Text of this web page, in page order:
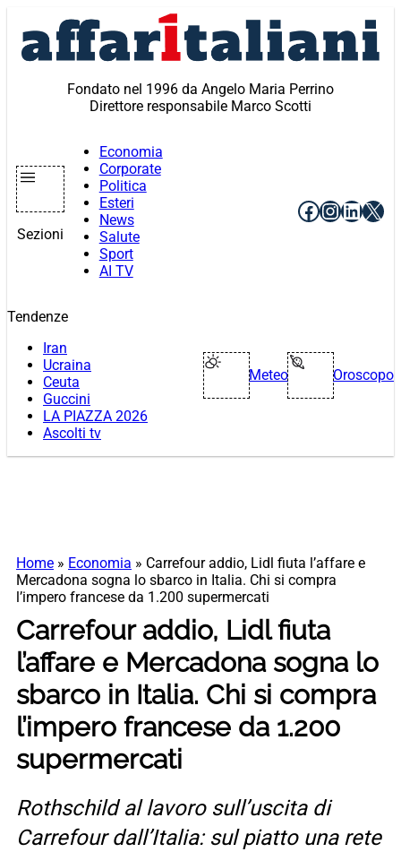
contenuto
Fondato nel 1996 da Angelo Maria Perrino
Direttore responsabile Marco Scotti
Sezioni
Economia
Corporate
Politica
Esteri
News
Salute
Sport
AI TV
Facebook
X
Tendenze
Iran
Ucraina
Ceuta
Guccini
LA PIAZZA 2026
Ascolti tv
Meteo Oroscopo
Home » Economia » Carrefour addio, Lidl fiuta l’affare e
Mercadona sogna lo sbarco in Italia. Chi si compra
l’impero francese da 1.200 supermercati
Carrefour addio, Lidl fiuta
l’affare e Mercadona sogna lo
sbarco in Italia. Chi si compra
l’impero francese da 1.200
supermercati
Rothschild al lavoro sull’uscita di
Carrefour dall’Italia: sul piatto una rete